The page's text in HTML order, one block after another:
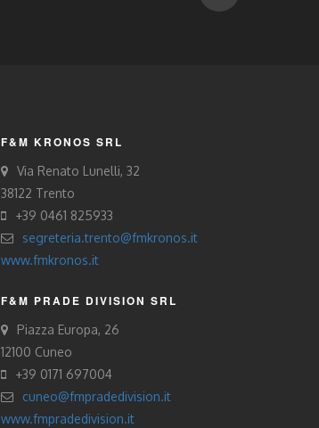
F&M KRONOS SRL
Via Renato Lunelli, 32
38122 Trento
+39 0461 825933
segreteria.trento@fmkronos.it
www.fmkronos.it
F&M PRADE DIVISION SRL
Piazza Europa, 26
12100 Cuneo
+39 0171 697004
cuneo@fmpradedivision.it
www.fmpradedivision.it